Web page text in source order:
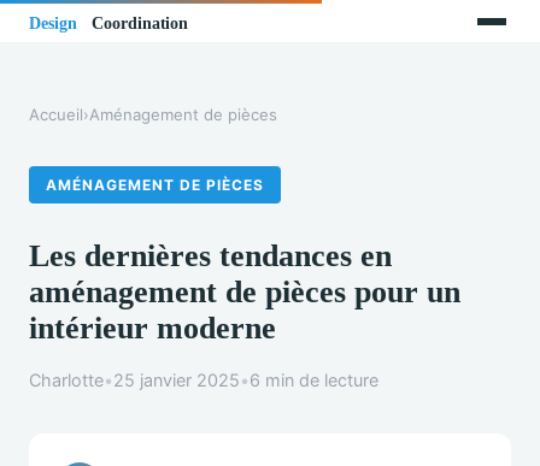
Accueil›Aménagement de pièces
AMÉNAGEMENT DE PIÈCES
Les dernières tendances en
aménagement de pièces pour un
intérieur moderne
Charlotte•25 janvier 2025•6 min de lecture